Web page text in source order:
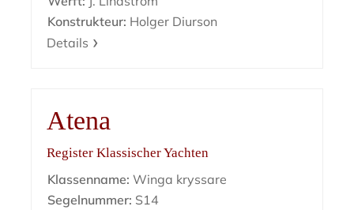
Konstrukteur: Holger Diurson
Details
Atena
Register Klassischer Yachten
Klassenname: Winga kryssare
Segelnummer: S14